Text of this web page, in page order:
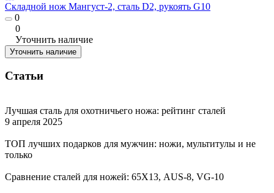
Складной нож Мангуст-2, сталь D2, рукоять G10
0
0
Уточнить наличие
Уточнить наличие
Статьи
Лучшая сталь для охотничьего ножа: рейтинг сталей
9 апреля 2025
ТОП лучших подарков для мужчин: ножи, мультитулы и не
только
Сравнение сталей для ножей: 65Х13, AUS-8, VG-10